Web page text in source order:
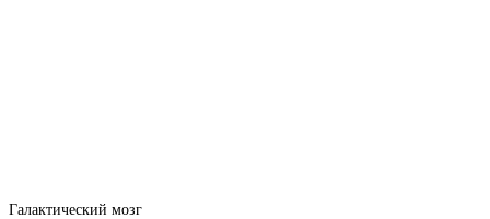
Галактический мозг